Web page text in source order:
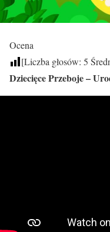
Ocena
[Liczba głosów: 5
Dziecięce Przeboje –